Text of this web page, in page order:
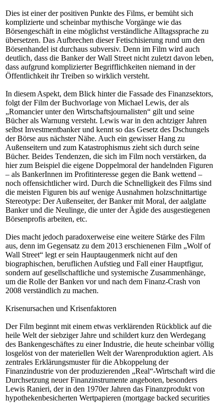
Dies ist einer der positiven Punkte des Films, er bemüht sich
komplizierte und scheinbar mythische Vorgänge wie das
Börsengeschäft in eine möglichst verständliche Alltagssprache zu
übersetzen. Das Aufbrechen dieser Fetischisierung rund um den
Börsenhandel ist durchaus subversiv. Denn im Film wird auch
deutlich, dass die Banker der Wall Street nicht zuletzt davon leben,
dass aufgrund komplizierter Begrifflichkeiten niemand in der
Öffentlichkeit ihr Treiben so wirklich versteht.
In diesem Aspekt, dem Blick hinter die Fassade des Finanzsektors,
folgt der Film der Buchvorlage von Michael Lewis, der als
„Romancier unter den Wirtschaftsjournalisten“ gilt und seine
Bücher als Warnung versteht. Lewis war in den achtziger Jahren
selbst Investmentbanker und kennt so das Gesetz des Dschungels
der Börse aus nächster Nähe. Auch ein gewisser Hang zu
Außenseitern und zum Katastrophismus zieht sich durch seine
Bücher. Beides Tendenzen, die sich im Film noch verstärken, da
hier zum Beispiel die eigene Doppelmoral der handelnden Figuren
– als BankerInnen im Profitinteresse gegen die Bank wettend –
noch offensichtlicher wird. Durch die Schnelligkeit des Films sind
die meisten Figuren bis auf wenige Ausnahmen holzschnittartige
Stereotype: Der Außenseiter, der Banker mit Moral, der aalglatte
Banker und die Neulinge, die unter der Ägide des ausgestiegenen
Börsenprofis arbeiten, etc.
Dies macht jedoch paradoxerweise eine weitere Stärke des Film
aus, denn im Gegensatz zu dem 2013 erschienenen Film „Wolf of
Wall Street“ legt er sein Hauptaugenmerk nicht auf den
biographischen, beruflichen Aufstieg und Fall einer Hauptfigur,
sondern auf gesellschaftliche und systemische Zusammenhänge,
um die Rolle der Banken vor und nach dem Finanz-Crash von
2008 verständlich zu machen.
Krisenursachen und Krisenfaktoren
Der Film beginnt mit einem etwas verklärenden Rückblick auf die
heile Welt der siebziger Jahre und schildert kurz den Werdegang
des Bankengeschäftes zu einer Industrie, die heute scheinbar völlig
losgelöst von der materiellen Welt der Warenproduktion agiert. Als
zentrales Erklärungsmuster für die Abkoppelung der
Finanzindustrie von der produzierenden „Real“-Wirtschaft wird die
Durchsetzung neuer Finanzinstrumente angeboten, besonders
Lewis Ranieri, der in den 1970er Jahren das Finanzprodukt von
hypothekenbesicherten Wertpapieren (mortgage backed securities